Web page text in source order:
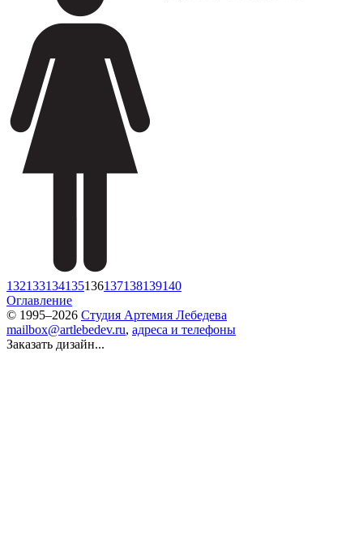
132133134135136137138139140
Оглавление
© 1995–2026 Студия Артемия Лебедева
mailbox@artlebedev.ru, адреса и телефоны
Заказать дизайн...